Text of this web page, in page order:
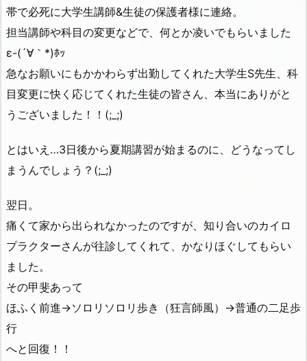
帯で必死に大学生講師&生徒の保護者様に連絡。
担当講師や科目の変更などで、何とか凌いでもらいました
ε-(´∀｀*)ﾎｯ
急なお願いにもかかわらず出勤してくれた大学生S先生、科
目変更に快く応じてくれた生徒の皆さん、本当にありがと
うございました！！(;_;)
とはいえ…3日後から夏期講習が始まるのに、どうなってし
まうんでしょう？(;_;)
翌日。
痛くて家から出られなかったのですが、知り合いのカイロ
プラクターさんが往診してくれて、かなりほぐしてもらい
ました。
その甲斐あって
ほふく前進→ソロリソロリ歩き（狂言師風）→普通の二足歩
行
へと回復！！